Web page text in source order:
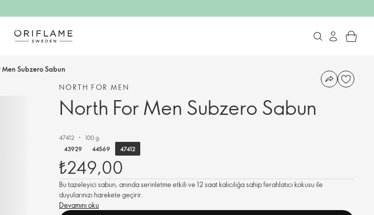
Men Subzero Sabun
NORTH FOR MEN
North For Men Subzero Sabun
47412
100 g.
43929
44569 47412
₺249,00
Bu tazeleyici sabun, anında serinletme etkili ve 12 saat kalıcılığa sahip ferahlatıcı kokusu ile
duyularınızı harekete geçirir.
Devamını oku